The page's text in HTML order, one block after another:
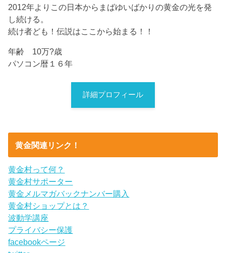
2012年よりこの日本からまばゆいばかりの黄金の光を発
し続ける。
続け者ども！伝説はここから始まる！！
年齢 10万?歳
パソコン暦１６年
詳細プロフィール
黄金関連リンク！
黄金村って何？
黄金村サポーター
黄金メルマガバックナンバー購入
黄金村ショップとは？
波動学講座
プライバシー保護
facebookページ